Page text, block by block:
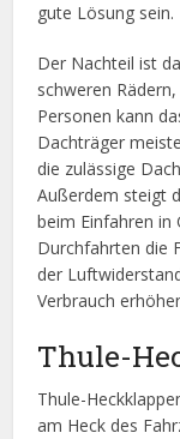
gute Lösung sein.
Der Nachteil ist
schweren
Personen kann
Dachträger
die zulässige
Außerdem steigt
beim Einfahren in
Durchfahrten die
der
Verbrauch
Thule-
Thule-
am Heck des